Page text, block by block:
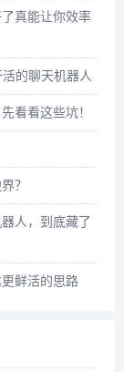
真能让你效率
的聊天机器人
看看这些坑！
？
人，到底藏了
鲜活的思路